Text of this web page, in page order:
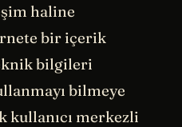
haline
bir içerik
bilgileri
bilmeye
kullanıcı merkezli